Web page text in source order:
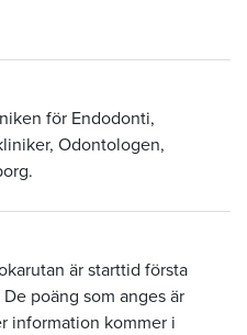
för Endodonti,
Odontologen,
är starttid första
poäng som anges är
information kommer i